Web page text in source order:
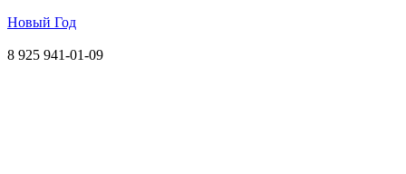
Новый Год
8 925 941-01-09